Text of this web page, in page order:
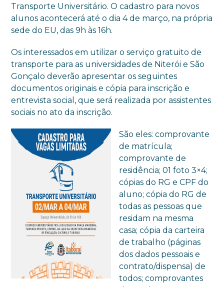
Transporte Universitário. O cadastro para novos
alunos acontecerá até o dia 4 de março, na própria
sede do EU, das 9h às 16h.
Os interessados em utilizar o serviço gratuito de
transporte para as universidades de Niterói e São
Gonçalo deverão apresentar os seguintes
documentos originais e cópia para inscrição e
entrevista social, que será realizada por assistentes
sociais no ato da inscrição.
São eles: comprovante
de matrícula;
comprovante de
residência; 01 foto 3×4;
cópias do RG e CPF do
aluno; cópia do RG de
todas as pessoas que
residam na mesma
casa; cópia da carteira
de trabalho (páginas
dos dados pessoais e
contrato/dispensa) de
todos; comprovantes